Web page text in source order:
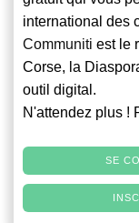
international des
Communiti est le
Corse, la
outil digital.
N'attendez plus !
SE